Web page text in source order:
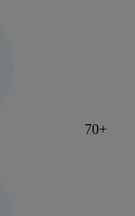
70+